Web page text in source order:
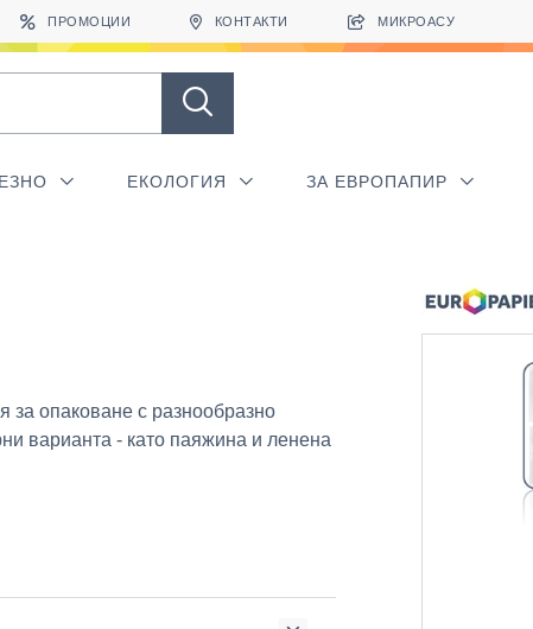
ПРОМОЦИИ КОНТАКТИ МИКРОАСУ
ЕКОЛОГИЯ ЗА ЕВРОПАПИР
за опаковане с разнообразно
варианта - като паяжина и ленена